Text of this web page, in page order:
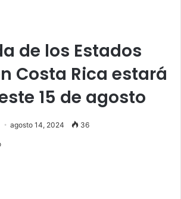
de los Estados
Costa Rica estará
15 de agosto
agosto 14, 2024 36